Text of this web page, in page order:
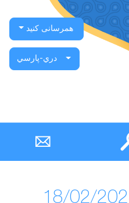
همرسانی کنید
دري-پارسي